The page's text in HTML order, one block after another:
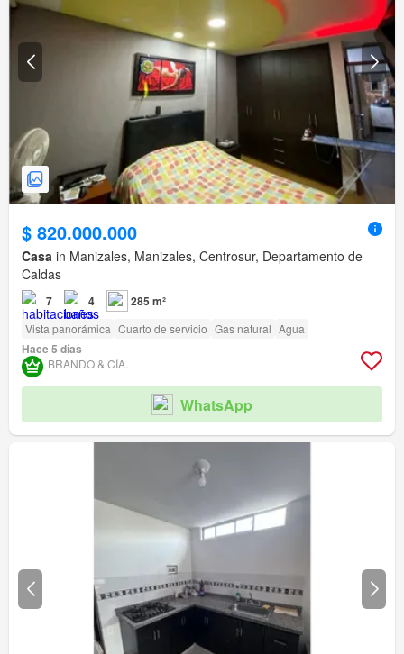
$ 820.000.000
Casa in Manizales, Manizales, Centrosur, Departamento de
Caldas
7 4 285 m²
Vista panorámica Cuarto de servicio Gas natural Agua
Hace 5 días
BRANDO & CÍA.
WhatsApp